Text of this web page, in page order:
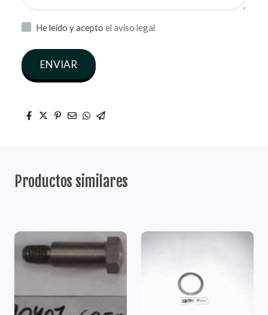
He leído y acepto el aviso legal
ENVIAR
Productos similares